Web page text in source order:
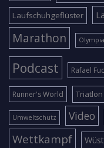
Laufschuhgeflüster
Marathon Olympia
Podcast Rafael
Runner's World Triatlon
Umweltschutz Video
Wettkampf